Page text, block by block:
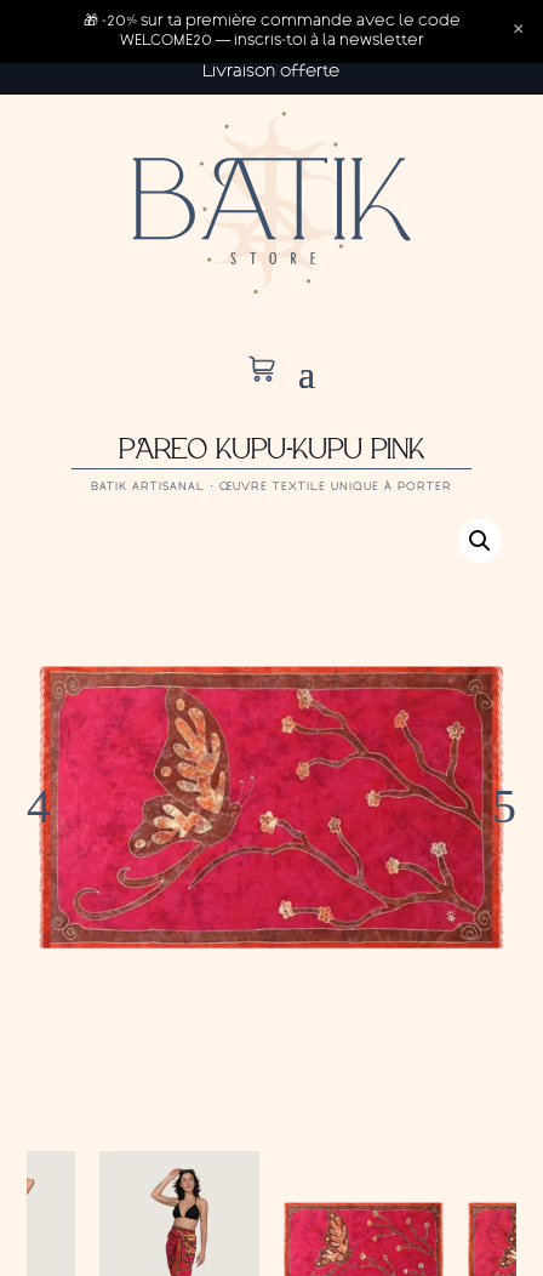
Livraison offerte
PAREO KUPU-KUPU PINK
BATIK ARTISANAL · ŒUVRE TEXTILE UNIQUE À PORTER
🎁 -20% sur ta première commande avec le code
WELCOME20 — inscris-toi à la newsletter
×